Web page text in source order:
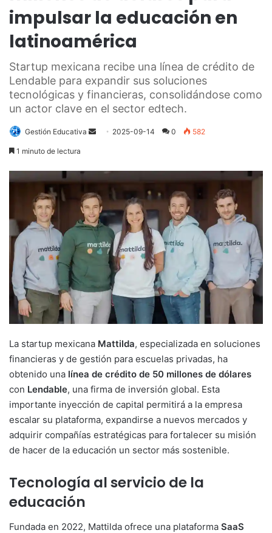
impulsar la educación en
latinoamérica
Startup mexicana recibe una línea de crédito de
Lendable para expandir sus soluciones
tecnológicas y financieras, consolidándose como
un actor clave en el sector edtech.
Gestión Educativa
Send 2025-09-14 0 582
1 minuto de lectura
La startup mexicana Mattilda, especializada en soluciones
financieras y de gestión para escuelas privadas, ha
obtenido una línea de crédito de 50 millones de dólares
con Lendable, una firma de inversión global. Esta
importante inyección de capital permitirá a la empresa
escalar su plataforma, expandirse a nuevos mercados y
adquirir compañías estratégicas para fortalecer su misión
de hacer de la educación un sector más sostenible.
Tecnología al servicio de la
educación
Fundada en 2022, Mattilda ofrece una plataforma SaaS